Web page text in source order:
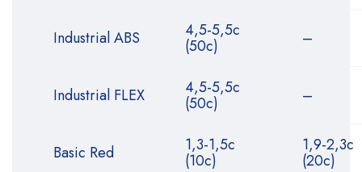
Industrial ABS 4,5-5,5с
(50с) –
Industrial FLEX 4,5-5,5с
(50с) –
Basic Red 1,3-1,5с
(10с)
1,9-2,3с
(20с)